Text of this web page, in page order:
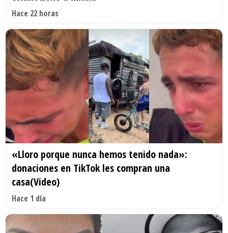
Hace 22 horas
«Lloro porque nunca hemos tenido nada»:
donaciones en TikTok les compran una
casa(Video)
Hace 1 día